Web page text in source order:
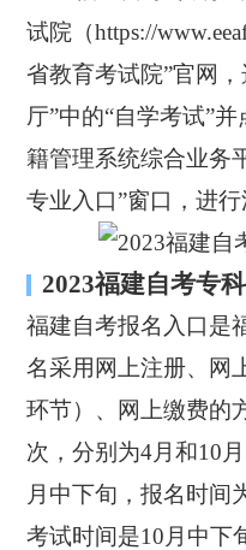
试院（https://
省教育考试院”官网
厅”中的“自学考试”
籍管理系统综合业务
专业入口”窗口，进行
2023福建自考专
福建自考报名入口是
名采用网上注册、网
环节）、网上缴费的
次，分别为4月和10
月中下旬，报名时间
考试时间是10月中下